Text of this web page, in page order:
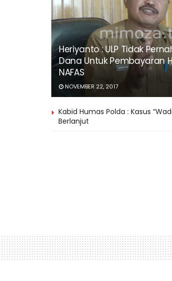
Heriyanto : ULP Tidak
Dana Untuk Pembayaran
NAFAS
NOVEMBER 22, 2017
Kabid Humas Polda : Kasus
Berlanjut